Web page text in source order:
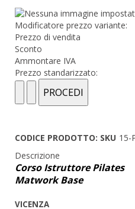
Modificatore prezzo variante:
Prezzo di vendita
Sconto
Ammontare IVA
Prezzo standarizzato:
CODICE PRODOTTO: SKU 15-
Descrizione
Corso Istruttore Pilates
Matwork Base
VICENZA